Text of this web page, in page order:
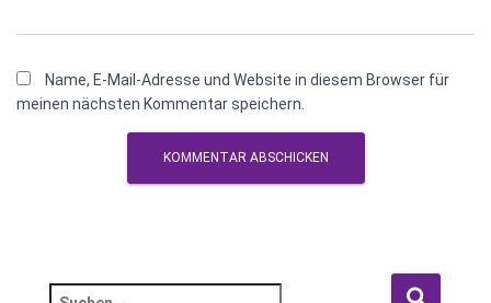
Name, E-Mail-Adresse und Website in diesem Browser für
meinen nächsten Kommentar speichern.